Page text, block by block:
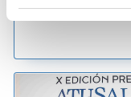
Ver noticia